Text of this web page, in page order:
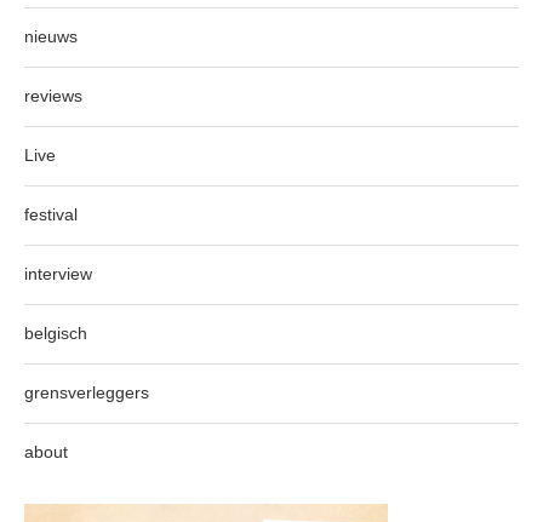
nieuws
reviews
Live
festival
interview
belgisch
grensverleggers
about